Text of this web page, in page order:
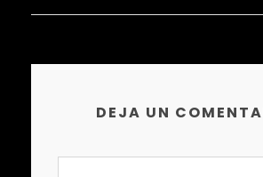
DEJA UN